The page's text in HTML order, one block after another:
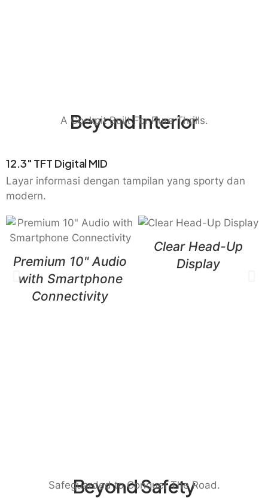
Beyond Interior
A Cockpit Built For Pure Thrills.
12.3" TFT Digital MID
Layar informasi dengan tampilan yang sporty dan
modern.
Premium 10" Audio
with Smartphone
Connectivity
Clear Head-Up
Display
Beyond Safety
Safeguarded to Conquer The Road.